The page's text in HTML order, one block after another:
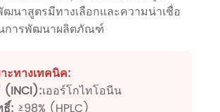
นาสูตรมีทางเลือกและความน่าเชื่อ
การพัฒนาผลิตภัณฑ์
ะทางเทคนิค:
(INCI):เออร์โกไทโอนีน